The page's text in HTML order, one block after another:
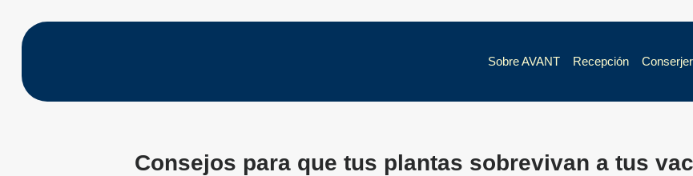
Sobre AVANT Recepción
Consejos para que tus plantas sobrevivan a tus